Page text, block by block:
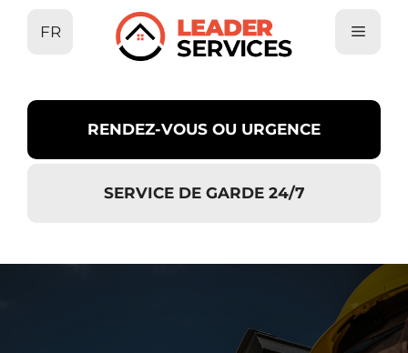
FR
RENDEZ-VOUS OU URGENCE
SERVICE DE GARDE 24/7